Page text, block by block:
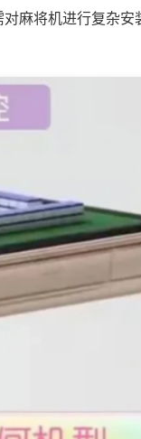
麻将机进行复杂安